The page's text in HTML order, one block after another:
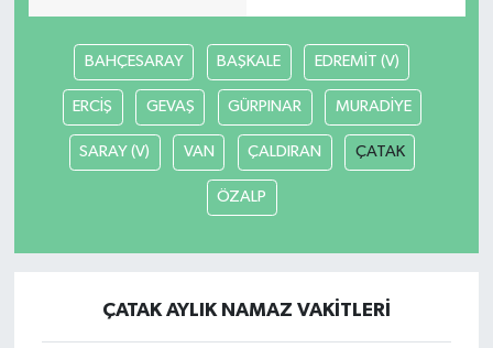
BAHÇESARAY BAŞKALE EDREMİT (V)
ERCİŞ GEVAŞ GÜRPINAR MURADİYE
SARAY (V) VAN ÇALDIRAN ÇATAK
ÖZALP
ÇATAK AYLIK NAMAZ VAKITLERI